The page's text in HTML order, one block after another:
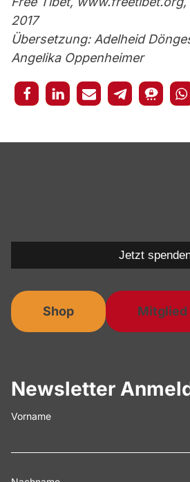
2017
Übersetzung: Adelheid
Angelika Oppenheimer
Shop Mitglied
Newsletter
Vorname
Jetzt